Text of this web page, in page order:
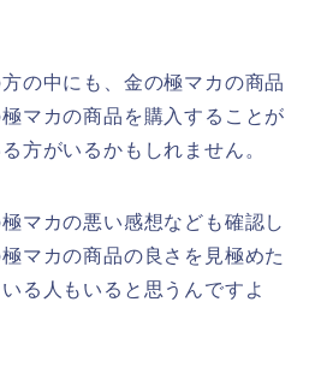
の中にも、金の極マカの商品
マカの商品を購入することが
方がいるかもしれません。
マカの悪い感想なども確認し
マカの商品の良さを見極めた
る人もいると思うんですよ